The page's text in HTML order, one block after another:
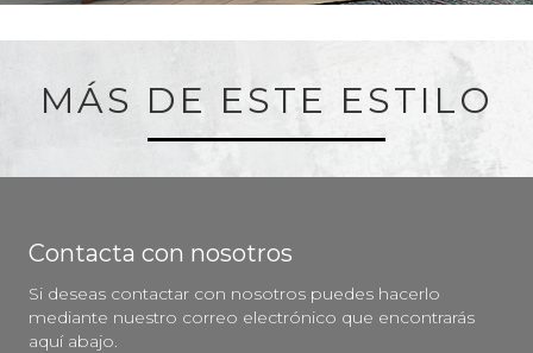
MÁS DE ESTE ESTILO
Contacta con nosotros
Si deseas contactar con nosotros puedes hacerlo
mediante nuestro correo electrónico que encontrarás
aquí abajo.